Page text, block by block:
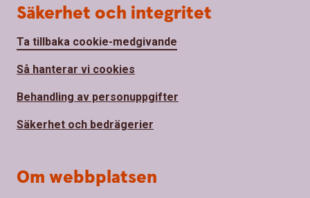
Säkerhet och integritet
Ta tillbaka cookie-medgivande
Så hanterar vi cookies
Behandling av personuppgifter
Säkerhet och bedrägerier
Om webbplatsen